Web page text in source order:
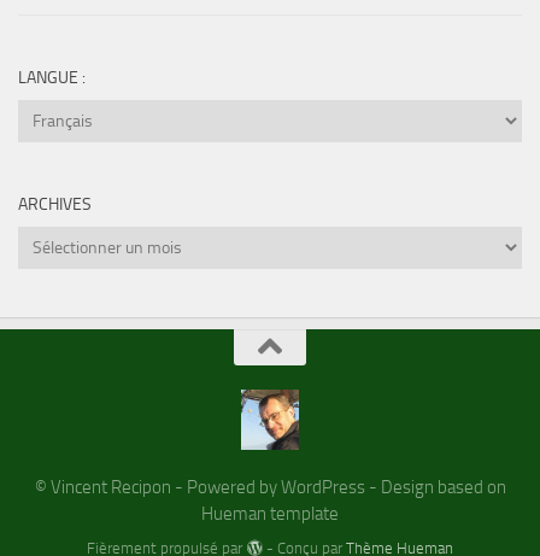
LANGUE :
ARCHIVES
Archives
© Vincent Recipon - Powered by WordPress - Design based on
Hueman template
Fièrement propulsé par - Conçu par Thème Hueman